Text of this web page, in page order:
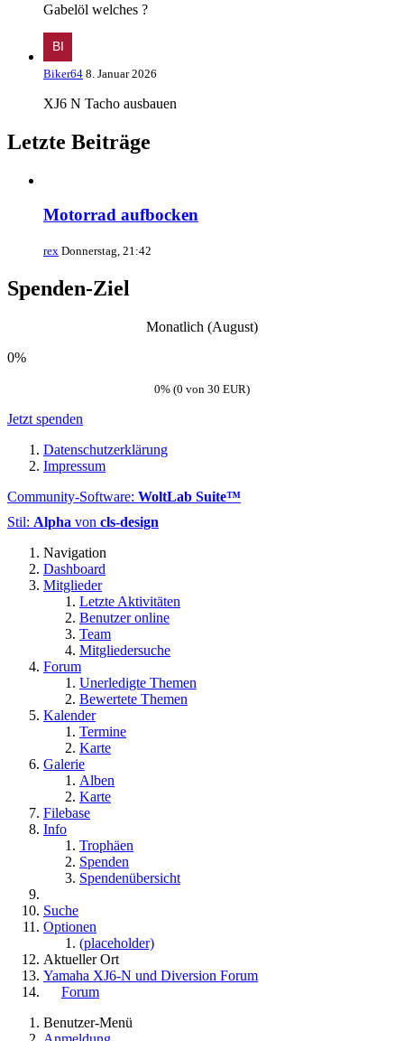
Gabelöl welches ?
Biker64 8. Januar 2026
XJ6 N Tacho ausbauen
Letzte Beiträge
Motorrad aufbocken
rex Donnerstag, 21:42
Spenden-Ziel
Monatlich (August)
0%
0% (0 von 30 EUR)
Jetzt spenden
Datenschutzerklärung
Impressum
Community-Software: WoltLab Suite™
Stil: Alpha von cls-design
Navigation
Dashboard
Mitglieder
Letzte Aktivitäten
Benutzer online
Team
Mitgliedersuche
Forum
Unerledigte Themen
Bewertete Themen
Kalender
Termine
Karte
Galerie
Alben
Karte
Filebase
Info
Trophäen
Spenden
Spendenübersicht
Suche
Optionen
(placeholder)
Aktueller Ort
Yamaha XJ6-N und Diversion Forum
Forum
Benutzer-Menü